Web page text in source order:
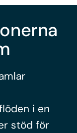
i en
stöd för